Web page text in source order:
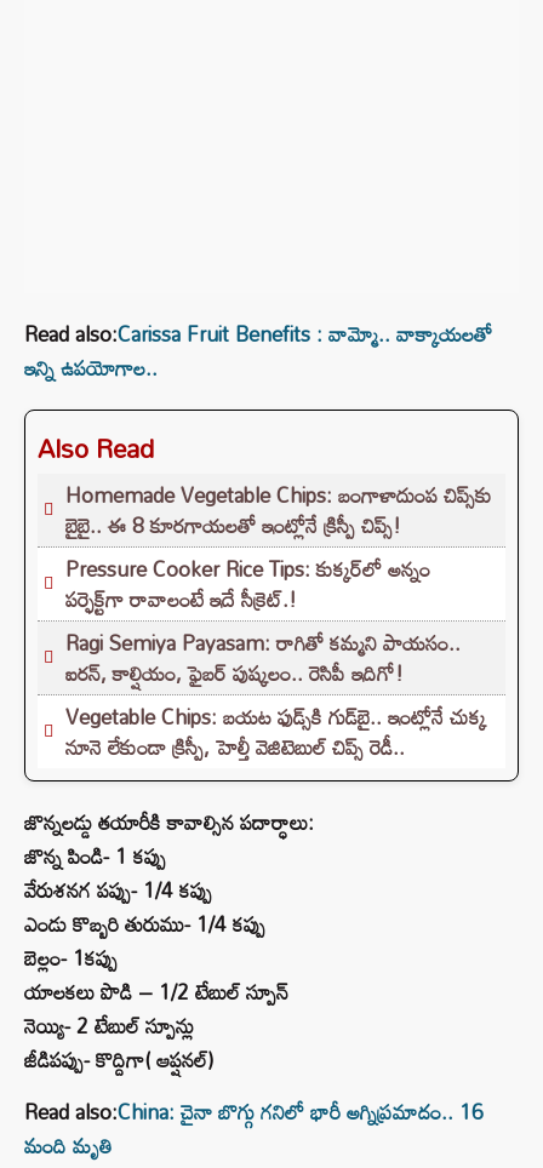
Read also:Carissa Fruit Benefits : వామ్మో.. వాక్కాయలతో
ఇన్ని ఉపయోగాల..
Also Read
Homemade Vegetable Chips: బంగాళాదుంప చిప్స్‌కు
బైబై.. ఈ 8 కూరగాయలతో ఇంట్లోనే క్రిస్పీ చిప్స్!
Pressure Cooker Rice Tips: కుక్కర్‌లో అన్నం
పర్ఫెక్ట్‌గా రావాలంటే ఇదే సీక్రెట్.!
Ragi Semiya Payasam: రాగితో కమ్మని పాయసం..
ఐరన్, కాల్షియం, ఫైబర్ పుష్కలం.. రెసిపీ ఇదిగో!
Vegetable Chips: బయట ఫుడ్స్‌కి గుడ్‌బై.. ఇంట్లోనే చుక్క
నూనె లేకుండా క్రిస్పీ, హెల్తీ వెజిటెబుల్ చిప్స్ రెడీ..
జొన్నలడ్డు తయారీకి కావాల్సిన పదార్ధాలు:
జొన్న పిండి- 1 కప్పు
వేరుశనగ పప్పు- 1/4 కప్పు
ఎండు కొబ్బరి తురుము- 1/4 కప్పు
బెల్లం- 1కప్పు
యాలకలు పొడి – 1/2 టేబుల్ స్పూన్
నెయ్యి- 2 టేబుల్ స్పూన్లు
జీడిపప్పు- కొద్దిగా( ఆప్షనల్)
Read also:China: చైనా బొగ్గు గనిలో భారీ అగ్నిప్రమాదం.. 16
మంది మృతి